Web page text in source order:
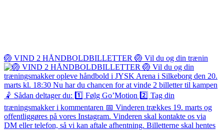
🏐 VIND 2 HÅNDBOLDBILLETTER 🏐 Vil du og din trænin